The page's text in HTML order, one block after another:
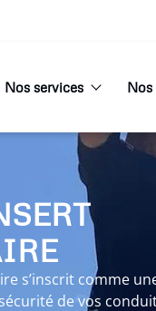
Nos services Nos
s’inscrit comme
de vos